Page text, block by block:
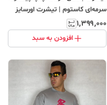
سرمه‌ای کاستوم | تیشرت اورسایز
استریت‌ویر
۱٬۳۹۹٬۰۰۰
افزودن به سبد